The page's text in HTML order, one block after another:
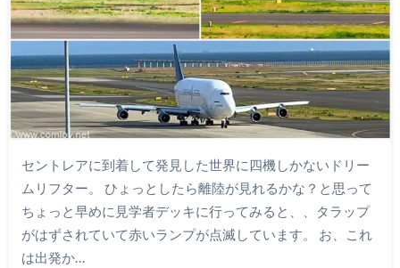
セントレアに到着して発見した世界に四機しかないドリー
ムリフター。 ひょっとしたら離陸が見れるかな？と思って
ちょっと早めに見学者デッキに行ってみると、、タラップ
がはずされていて赤いランプが点滅しています。 お、これ
は出発か…